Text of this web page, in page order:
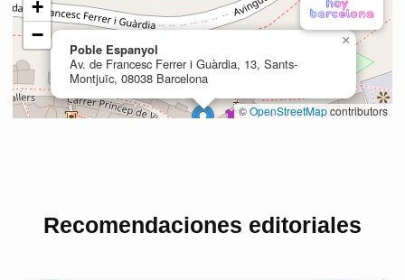
Recomendaciones editoriales